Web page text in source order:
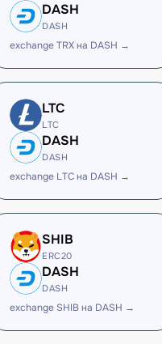
DASH
DASH
exchange TRX на DASH →
LTC
LTC
DASH
DASH
exchange LTC на DASH →
SHIB
ERC20
DASH
DASH
exchange SHIB на DASH →